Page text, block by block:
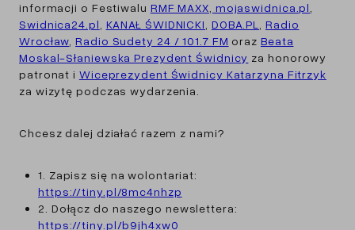
informacji o Festiwalu RMF MAXX, mojaswidnica.pl,
Swidnica24.pl, KANAŁ ŚWIDNICKI, DOBA.PL, Radio
Wrocław,Radio Sudety 24 / 101.7 FM oraz Beata
Moskal-Słaniewska Prezydent Świdnicy za honorowy
patronat i Wiceprezydent Świdnicy Katarzyna Fitrzyk
za wizytę podczas wydarzenia.
Chcesz dalej działać razem z nami?
1. Zapisz się na wolontariat:
https://tiny.pl/8mc4nhzp
2. Dołącz do naszego newslettera:
https://tiny.pl/b9jh4xw0